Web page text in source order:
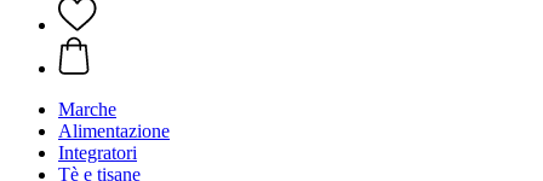
Marche
Alimentazione
Integratori
Tè e tisane